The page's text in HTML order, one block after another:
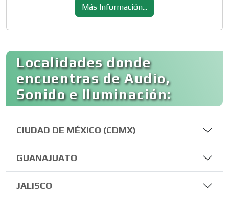
Más Información...
Localidades donde
encuentras de Audio,
Sonido e Iluminación:
CIUDAD DE MÉXICO (CDMX)
GUANAJUATO
JALISCO